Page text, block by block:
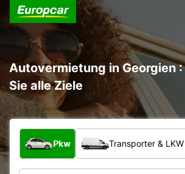
Autovermietung in Georgien
Sie alle Ziele
Welche Art von Fahrzeug?
Pkw Transporter & LKW